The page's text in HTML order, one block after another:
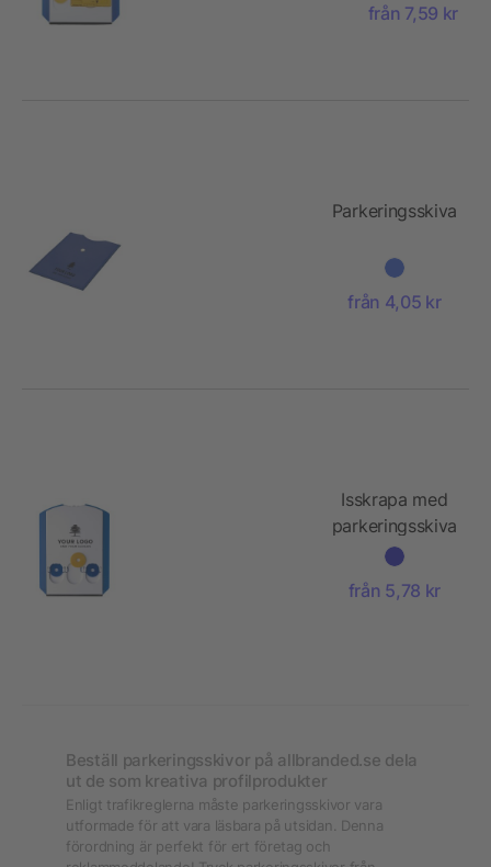
från 7,59 kr
Parkeringsskiva
från 4,05 kr
Isskrapa med
parkeringsskiva
från 5,78 kr
Beställ parkeringsskivor på allbranded.se dela
ut de som kreativa profilprodukter
Enligt trafikreglerna måste parkeringsskivor vara
utformade för att vara läsbara på utsidan. Denna
förordning är perfekt för ert företag och